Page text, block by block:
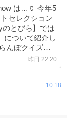
は…🏺 今年5
セレクション
について紹介し
💡 今度見かけ
ぼ見分けようっ
昨日 22:20
10:18